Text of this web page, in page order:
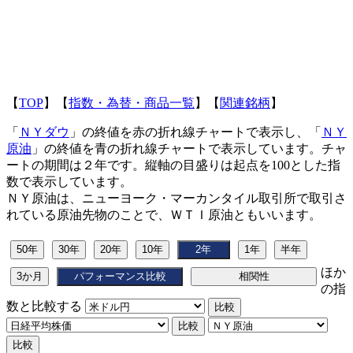
【TOP】【指数・為替・商品一覧 】【 関連銘柄 】
「 ＮＹダウ 」の終値を赤の折れ線チャートで表示し、「 ＮＹ
原油 」の終値を青の折れ線チャートで表示しています。チャ
ートの期間は２年です。縦軸の目盛りは起点を100とした指
数で表示しています。
ＮＹ原油は、ニューヨーク・マーカンタイル取引所で取引さ
れている原油先物のことで、ＷＴＩ原油ともいいます。
ほか
の指
数と比較する